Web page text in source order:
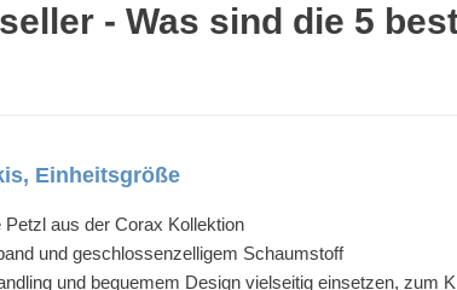
- Was sind die 5
Einheitsgröße
aus der Corax Kollektion
und geschlossenzelligem Schaumstoff
und bequemem Design vielseitig einsetzen, zum